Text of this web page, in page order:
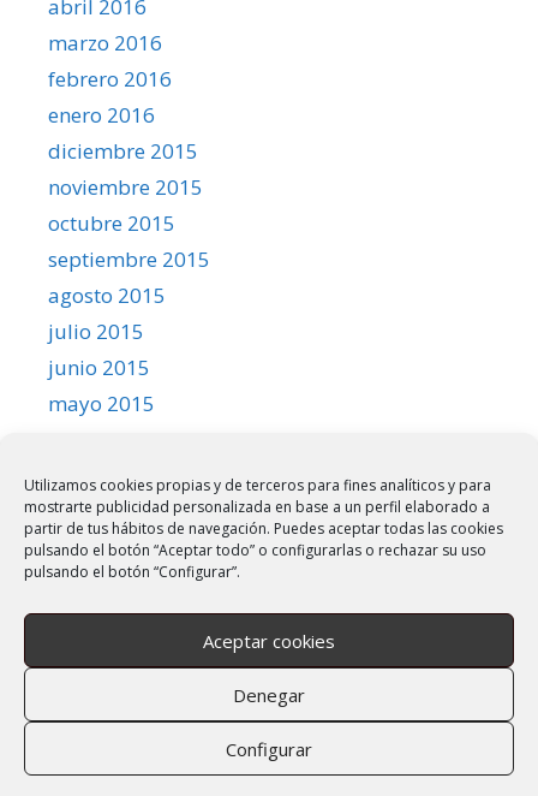
Utilizamos cookies propias y de terceros para fines analíticos y para
mostrarte publicidad personalizada en base a un perfil elaborado a
partir de tus hábitos de navegación. Puedes aceptar todas las cookies
pulsando el botón “Aceptar todo” o configurarlas o rechazar su uso
pulsando el botón “Configurar”.
Aceptar cookies
Denegar
Configurar
abril 2016
marzo 2016
febrero 2016
enero 2016
diciembre 2015
noviembre 2015
octubre 2015
septiembre 2015
agosto 2015
julio 2015
junio 2015
mayo 2015
marzo 2015
febrero 2015
enero 2015
diciembre 2014
noviembre 2014